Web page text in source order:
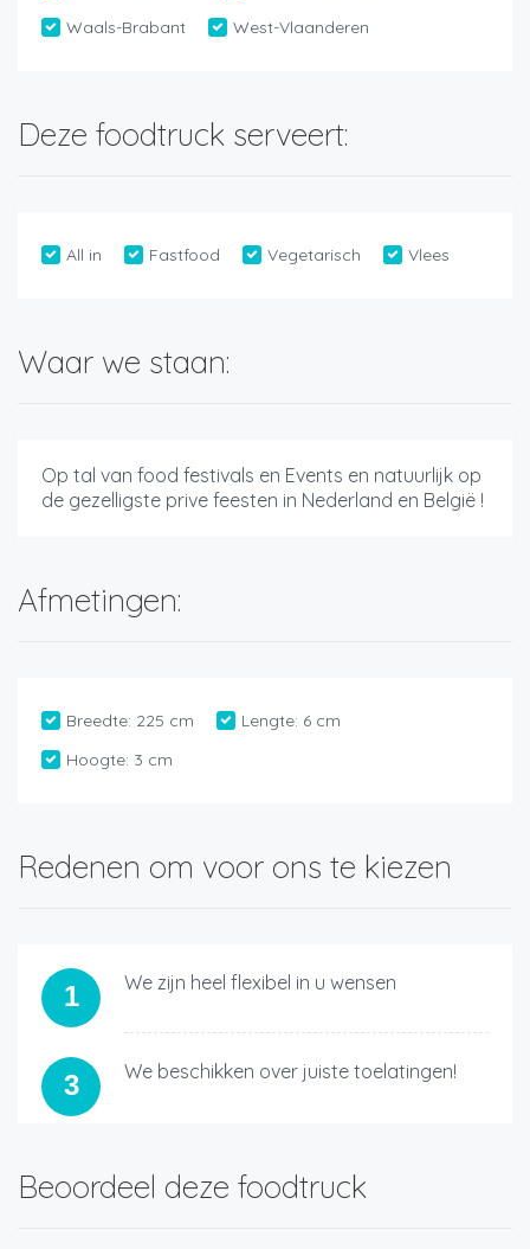
Waals-Brabant
West-Vlaanderen
Deze foodtruck serveert:
All in Fastfood Vegetarisch Vlees
Waar we staan:
Op tal van food festivals en Events en natuurlijk op
de gezelligste prive feesten in Nederland en België !
Afmetingen:
Breedte: 225 cm Lengte: 6 cm
Hoogte: 3 cm
Redenen om voor ons te kiezen
1 We zijn heel flexibel in u wensen
3 We beschikken over juiste toelatingen!
Beoordeel deze foodtruck